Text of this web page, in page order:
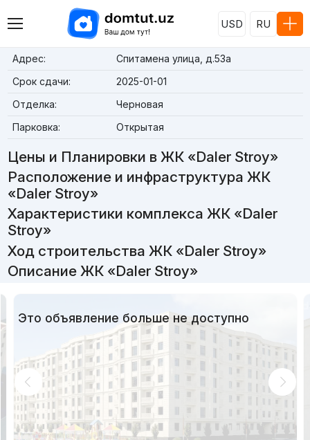
USD RU
Адрес:
Спитамена улица, д.53а
Срок сдачи:
2025-01-01
Отделка:
Черновая
Парковка:
Открытая
Цены и Планировки в ЖК «Daler Stroy»
Расположение и инфраструктура ЖК
«Daler Stroy»
Характеристики комплекса ЖК «Daler
Stroy»
Ход строительства ЖК «Daler Stroy»
Описание ЖК «Daler Stroy»
Это объявление больше не доступно